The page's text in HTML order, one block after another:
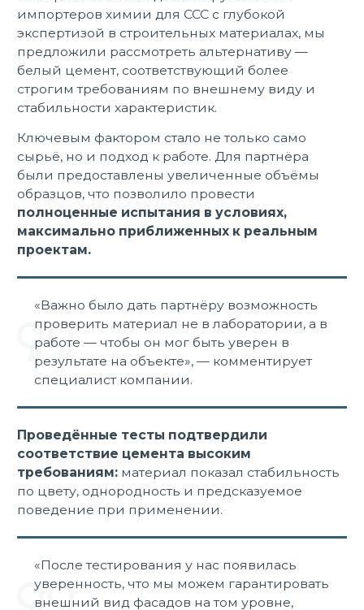
импортеров химии для ССС с глубокой
экспертизой в строительных материалах, мы
предложили рассмотреть альтернативу —
белый цемент, соответствующий более
строгим требованиям по внешнему виду и
стабильности характеристик.
Ключевым фактором стало не только само
сырьё, но и подход к работе. Для партнёра
были предоставлены увеличенные объёмы
образцов, что позволило провести
полноценные испытания в условиях,
максимально приближенных к реальным
проектам.
«Важно было дать партнёру возможность
проверить материал не в лаборатории, а в
работе — чтобы он мог быть уверен в
результате на объекте», — комментирует
специалист компании.
Проведённые тесты подтвердили
соответствие цемента высоким
требованиям: материал показал стабильность
по цвету, однородность и предсказуемое
поведение при применении.
«После тестирования у нас появилась
уверенность, что мы можем гарантировать
внешний вид фасадов на том уровне,